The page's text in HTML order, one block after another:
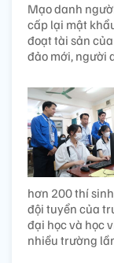
Mạo danh
cấp lại mật
đoạt tài sản
đảo mới, người
hơn 200 thí
đội tuyển của
đại học và học
nhiều trường